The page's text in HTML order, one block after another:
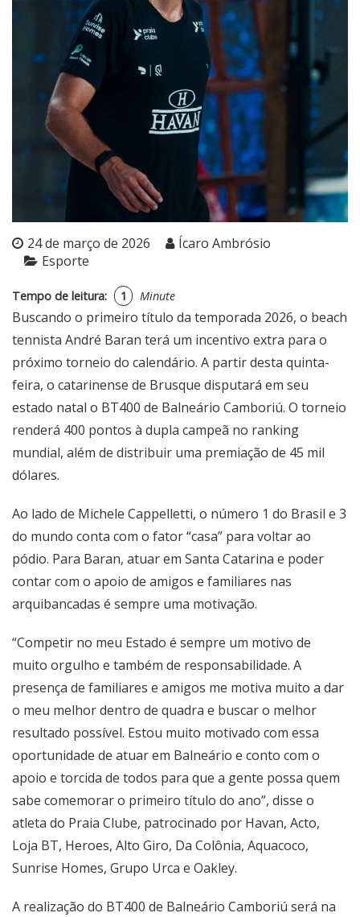
24 de março de 2026
Ícaro Ambrósio
Esporte
Tempo de leitura: 1 Minute
Buscando o primeiro título da temporada 2026, o beach
tennista André Baran terá um incentivo extra para o
próximo torneio do calendário. A partir desta quinta-
feira, o catarinense de Brusque disputará em seu
estado natal o BT400 de Balneário Camboriú. O torneio
renderá 400 pontos à dupla campeã no ranking
mundial, além de distribuir uma premiação de 45 mil
dólares.
Ao lado de Michele Cappelletti, o número 1 do Brasil e 3
do mundo conta com o fator “casa” para voltar ao
pódio. Para Baran, atuar em Santa Catarina e poder
contar com o apoio de amigos e familiares nas
arquibancadas é sempre uma motivação.
“Competir no meu Estado é sempre um motivo de
muito orgulho e também de responsabilidade. A
presença de familiares e amigos me motiva muito a dar
o meu melhor dentro de quadra e buscar o melhor
resultado possível. Estou muito motivado com essa
oportunidade de atuar em Balneário e conto com o
apoio e torcida de todos para que a gente possa quem
sabe comemorar o primeiro título do ano”, disse o
atleta do Praia Clube, patrocinado por Havan, Acto,
Loja BT, Heroes, Alto Giro, Da Colônia, Aquacoco,
Sunrise Homes, Grupo Urca e Oakley.
A realização do BT400 de Balneário Camboriú será na